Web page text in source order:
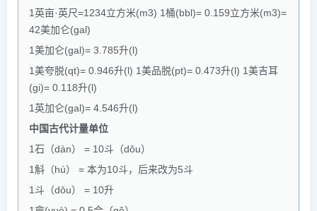
1英亩·英尺=1234立方米(m3) 1桶(bbl)= 0.159立方米(m3)=
42美加仑(gal)
1美加仑(gal)= 3.785升(l)
1美夸脱(qt)= 0.946升(l) 1美品脱(pt)= 0.473升(l) 1美吉耳
(gi)= 0.118升(l)
1英加仑(gal)= 4.546升(l)
中国古代计量单位
1石（dàn） = 10斗（dǒu）
1斛（hú） = 本为10斗，后来改为5斗
1斗（dǒu） = 10升